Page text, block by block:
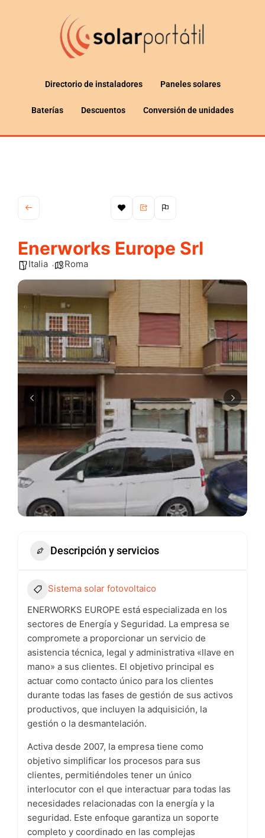
Directorio de instaladores Paneles solares
Baterías Descuentos Conversión de unidades
Enerworks Europe Srl
Italia Roma
Descripción y servicios
Sistema solar fotovoltaico
ENERWORKS EUROPE está especializada en los
sectores de Energía y Seguridad. La empresa se
compromete a proporcionar un servicio de
asistencia técnica, legal y administrativa «llave en
mano» a sus clientes. El objetivo principal es
actuar como contacto único para los clientes
durante todas las fases de gestión de sus activos
productivos, que incluyen la adquisición, la
gestión o la desmantelación.
Activa desde 2007, la empresa tiene como
objetivo simplificar los procesos para sus
clientes, permitiéndoles tener un único
interlocutor con el que interactuar para todas las
necesidades relacionadas con la energía y la
seguridad. Este enfoque garantiza un soporte
completo y coordinado en las complejas